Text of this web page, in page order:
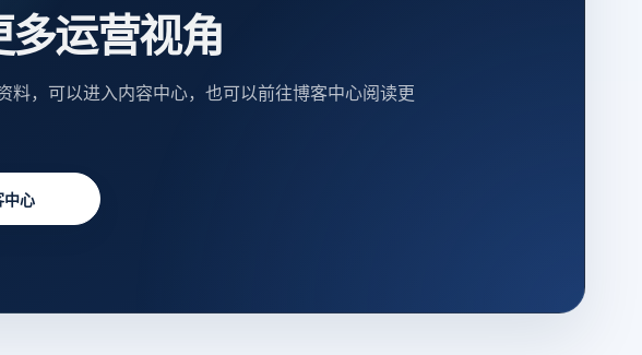
运营视角
，可以进入内容中心，也可以前往博客中心阅读更
中心